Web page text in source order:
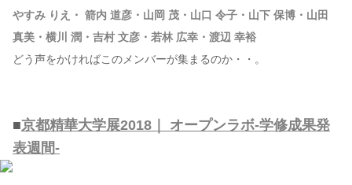
やすみ りえ・ 箭内 道彦・山岡 茂・山口 令子・山下 保博・山田
真美・横川 潤・吉村 文彦・若林 広幸・渡辺 幸裕
どう声をかければこのメンバーが集まるのか・・。
■京都精華大学展2018｜ オープンラボ-学修成果発
表週間-